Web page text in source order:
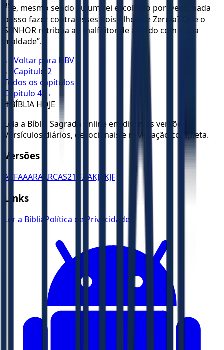
39 e, mesmo sendo eu um rei escolhido por Deus, nada
posso fazer contra esses dois filhos de Zeruia? Que o
SENHOR retribua ao malfeitor de acordo com a sua
maldade”.
← Voltar para NBV
← Capítulo 2
Todos os capítulos
Capítulo 4 →
✝️ BÍBLIA HOJE
Leia a Bíblia Sagrada online em diversas versões.
Versículos diários, devocionais e navegação completa.
Versões
ACFAAARA ARCAS21 JFAAKJA KJF
Links
Ler a Bíblia Política de Privacidade